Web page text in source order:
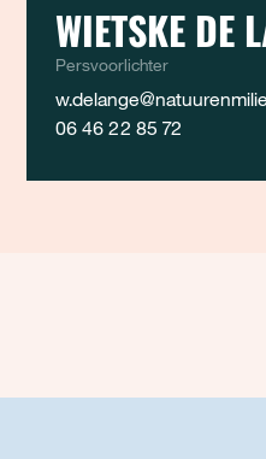
WIETSKE DE
Persvoorlichter
06 46 22 85 72